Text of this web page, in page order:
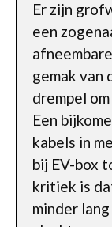
Er zijn
een
gemak van
drempel
Een
kabels in
bij EV-box
kritiek is
minder